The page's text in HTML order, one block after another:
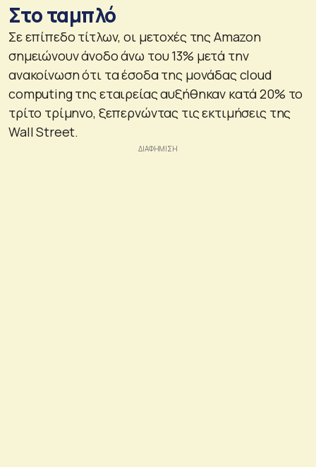
Στο ταμπλό
Σε επίπεδο τίτλων, οι μετοχές της Amazon
σημειώνουν άνοδο άνω του 13% μετά την
ανακοίνωση ότι τα έσοδα της μονάδας cloud
computing της εταιρείας αυξήθηκαν κατά 20% το
τρίτο τρίμηνο, ξεπερνώντας τις εκτιμήσεις της
Wall Street.